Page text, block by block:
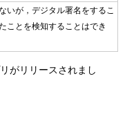
いが，デジタル署名をするこ
ことを検知することはでき
がリリースされまし